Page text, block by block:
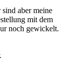
aber meine
mit dem
noch gewickelt.